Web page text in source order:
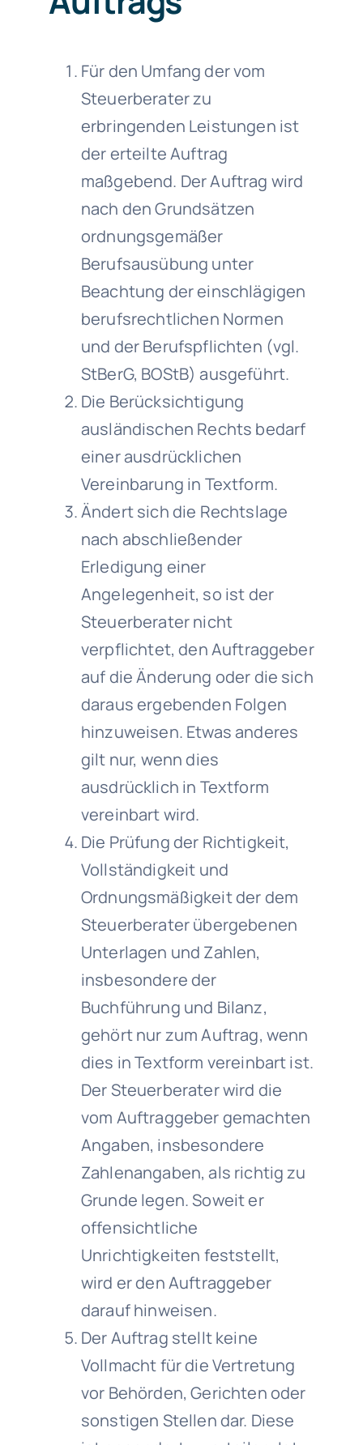
Für den Umfang der vom
Steuerberater zu
erbringenden Leistungen ist
der erteilte Auftrag
maßgebend. Der Auftrag wird
nach den Grundsätzen
ordnungsgemäßer
Berufsausübung unter
Beachtung der einschlägigen
berufsrechtlichen Normen
und der Berufspflichten (vgl.
StBerG, BOStB) ausgeführt.
Die Berücksichtigung
ausländischen Rechts bedarf
einer ausdrücklichen
Vereinbarung in Textform.
Ändert sich die Rechtslage
nach abschließender
Erledigung einer
Angelegenheit, so ist der
Steuerberater nicht
verpflichtet, den Auftraggeber
auf die Änderung oder die sich
daraus ergebenden Folgen
hinzuweisen. Etwas anderes
gilt nur, wenn dies
ausdrücklich in Textform
vereinbart wird.
Die Prüfung der Richtigkeit,
Vollständigkeit und
Ordnungsmäßigkeit der dem
Steuerberater übergebenen
Unterlagen und Zahlen,
insbesondere der
Buchführung und Bilanz,
gehört nur zum Auftrag, wenn
dies in Textform vereinbart ist.
Der Steuerberater wird die
vom Auftraggeber gemachten
Angaben, insbesondere
Zahlenangaben, als richtig zu
Grunde legen. Soweit er
offensichtliche
Unrichtigkeiten feststellt,
wird er den Auftraggeber
darauf hinweisen.
Der Auftrag stellt keine
Vollmacht für die Vertretung
vor Behörden, Gerichten oder
sonstigen Stellen dar. Diese